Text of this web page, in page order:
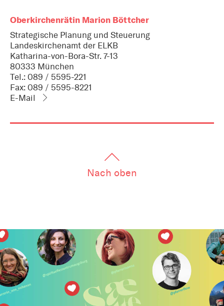
Oberkirchenrätin Marion Böttcher
Strategische Planung und Steuerung
Landeskirchenamt der ELKB
Katharina-von-Bora-Str. 7-13
80333 München
Tel.: 089 / 5595-221
Fax: 089 / 5595-8221
E-Mail
Nach oben